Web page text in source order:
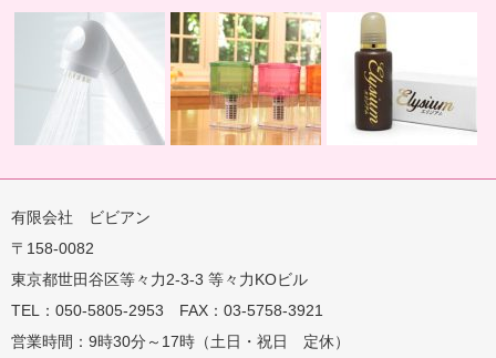
用地球の恵みを シャワー
有限会社 ビビアン
〒158-0082
東京都世田谷区等々力2-3-3 等々力KOビル
TEL：050-5805-2953 FAX：03-5758-3921
営業時間：9時30分～17時（土日・祝日 定休）